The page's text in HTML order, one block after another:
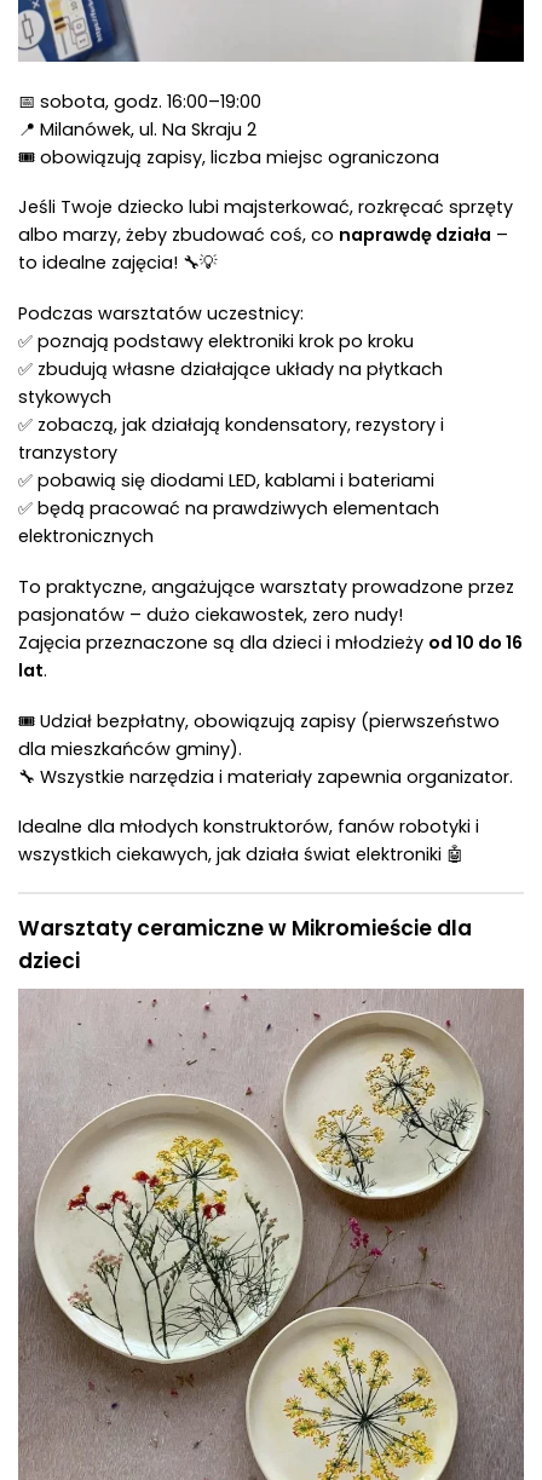
📅 sobota, godz. 16:00–19:00
📍 Milanówek, ul. Na Skraju 2
🎟 obowiązują zapisy, liczba miejsc ograniczona
Jeśli Twoje dziecko lubi majsterkować, rozkręcać sprzęty
albo marzy, żeby zbudować coś, co naprawdę działa –
to idealne zajęcia! 🔧💡
Podczas warsztatów uczestnicy:
✅ poznają podstawy elektroniki krok po kroku
✅ zbudują własne działające układy na płytkach
stykowych
✅ zobaczą, jak działają kondensatory, rezystory i
tranzystory
✅ pobawią się diodami LED, kablami i bateriami
✅ będą pracować na prawdziwych elementach
elektronicznych
To praktyczne, angażujące warsztaty prowadzone przez
pasjonatów – dużo ciekawostek, zero nudy!
Zajęcia przeznaczone są dla dzieci i młodzieży od 10 do 16
lat.
🎟 Udział bezpłatny, obowiązują zapisy (pierwszeństwo
dla mieszkańców gminy).
🔧 Wszystkie narzędzia i materiały zapewnia organizator.
Idealne dla młodych konstruktorów, fanów robotyki i
wszystkich ciekawych, jak działa świat elektroniki 🤖
Warsztaty ceramiczne w Mikromieście dla
dzieci